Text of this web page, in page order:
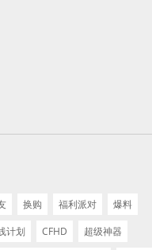
换购 福利派对
爆料
计划 CFHD
超级神器